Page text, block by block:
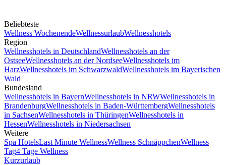
Beliebteste
Wellness WochenendeWellnessurlaubWellnesshotels
Region
Wellnesshotels in DeutschlandWellnesshotels an der
OstseeWellnesshotels an der NordseeWellnesshotels im
HarzWellnesshotels im SchwarzwaldWellnesshotels im Bayerischen
Wald
Bundesland
Wellnesshotels in BayernWellnesshotels in NRWWellnesshotels in
BrandenburgWellnesshotels in Baden-WürttembergWellnesshotels
in SachsenWellnesshotels in ThüringenWellnesshotels in
HessenWellnesshotels in Niedersachsen
Weitere
Spa HotelsLast Minute WellnessWellness SchnäppchenWellness
Tag4 Tage Wellness
Kurzurlaub